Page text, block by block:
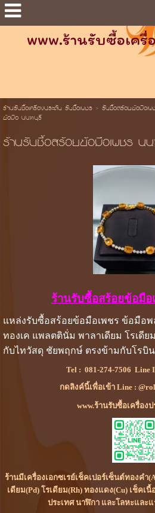
www.ร้านรับซื้อเครื่
ร้านรับซื้อเครื่องประดับ รับซื้อเพชร> รับซื้อสร้อยข้อมือเพ
ข้อมือ นนทบุรี
ร้านรับซื้อสร้อยข้อมือเพชร น
ร้านรับซื้อสร้อยข้อมื
แหล่งรับซื้อสร้อยข้อมือเพชร ข้อมือพ
ทองเค แพลตตินั่ม พาลาเดียม โรเดีย
กับไทวัสดุ ชัยพฤกษ์ ตรงข้ามกับโรบิ
Tel :081-274-7506 Line
กดลิงค์นี้เพื่อเข้า Line :
www.ร้านรับซื้อเครื่อง
ร้านมีเครื่องเอกซเรย์เช็คเปอร์เซ็นต์ทองคำ
เดียม(Pd) โรเดียม(Rh) ทองแดง(Cu) เช็คเ
ประเทศ นาฬิกา และโลหะและ